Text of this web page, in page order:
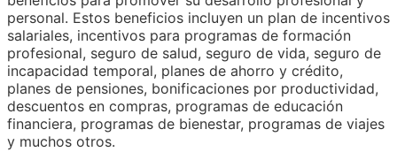
personal. Estos beneficios incluyen un plan de incentivos
salariales, incentivos para programas de formación
profesional, seguro de salud, seguro de vida, seguro de
incapacidad temporal, planes de ahorro y crédito,
planes de pensiones, bonificaciones por productividad,
descuentos en compras, programas de educación
financiera, programas de bienestar, programas de viajes
y muchos otros.